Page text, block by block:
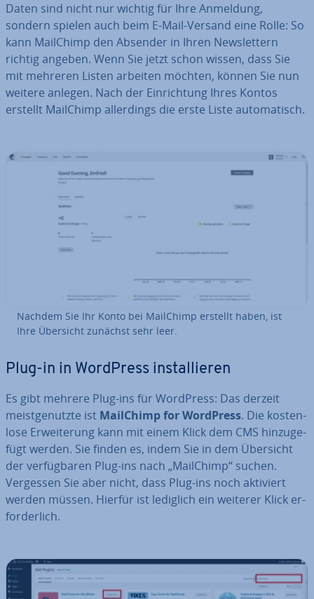
Daten sind nicht nur wichtig für Ihre Anmeldung,
sondern spielen auch beim E-Mail-Versand eine Rolle: So
kann MailChimp den Absender in Ihren News­let­tern
richtig angeben. Wenn Sie jetzt schon wissen, dass Sie
mit mehreren Listen arbeiten möchten, können Sie nun
weitere anlegen. Nach der Ein­rich­tung Ihres Kontos
erstellt MailChimp al­ler­dings die erste Liste au­to­ma­tisch.
Nachdem Sie Ihr Konto bei MailChimp erstellt haben, ist
Ihre Übersicht zunächst sehr leer.
Plug-in in WordPress in­stal­lie­ren
Es gibt mehrere Plug-ins für WordPress: Das derzeit
meist­ge­nutz­te ist MailChimp for WordPress. Die kos­ten­
lo­se Er­wei­te­rung kann mit einem Klick dem CMS hin­zu­ge­
fügt werden. Sie finden es, indem Sie in dem Übersicht
der ver­füg­ba­ren Plug-ins nach „MailChimp“ suchen.
Vergessen Sie aber nicht, dass Plug-ins noch aktiviert
werden müssen. Hierfür ist lediglich ein weiterer Klick er­
for­der­lich.